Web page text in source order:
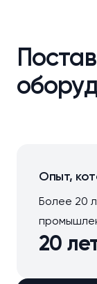
20
Опыт,
Более 20